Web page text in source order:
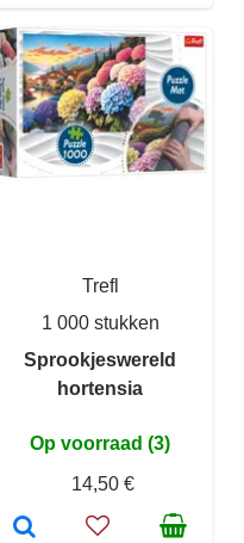
Trefl
1 000 stukken
Sprookjeswereld
hortensia
Op voorraad (3)
14,50 €